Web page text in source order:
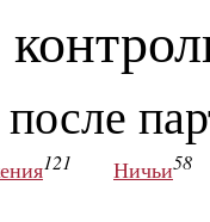
после
121 Ничьи58